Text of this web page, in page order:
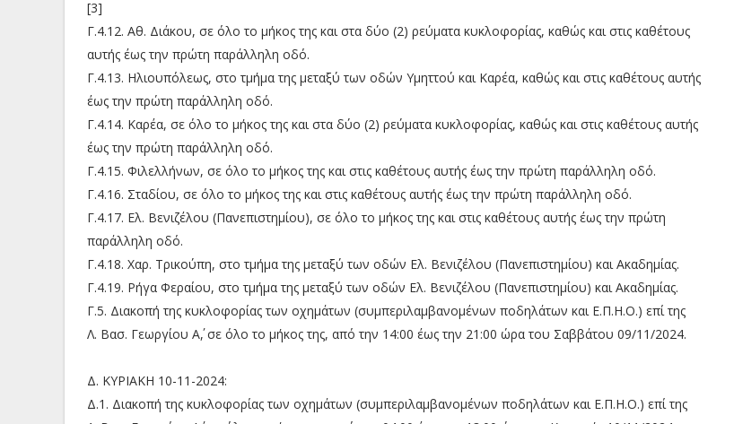
[3]
Γ.4.12. Αθ. Διάκου, σε όλο το μήκος της και στα δύο (2) ρεύματα κυκλοφορίας, καθώς και στις καθέτους
αυτής έως την πρώτη παράλληλη οδό.
Γ.4.13. Ηλιουπόλεως, στο τμήμα της μεταξύ των οδών Υμηττού και Καρέα, καθώς και στις καθέτους αυτής
έως την πρώτη παράλληλη οδό.
Γ.4.14. Καρέα, σε όλο το μήκος της και στα δύο (2) ρεύματα κυκλοφορίας, καθώς και στις καθέτους αυτής
έως την πρώτη παράλληλη οδό.
Γ.4.15. Φιλελλήνων, σε όλο το μήκος της και στις καθέτους αυτής έως την πρώτη παράλληλη οδό.
Γ.4.16. Σταδίου, σε όλο το μήκος της και στις καθέτους αυτής έως την πρώτη παράλληλη οδό.
Γ.4.17. Ελ. Βενιζέλου (Πανεπιστημίου), σε όλο το μήκος της και στις καθέτους αυτής έως την πρώτη
παράλληλη οδό.
Γ.4.18. Χαρ. Τρικούπη, στο τμήμα της μεταξύ των οδών Ελ. Βενιζέλου (Πανεπιστημίου) και Ακαδημίας.
Γ.4.19. Ρήγα Φεραίου, στο τμήμα της μεταξύ των οδών Ελ. Βενιζέλου (Πανεπιστημίου) και Ακαδημίας.
Γ.5. Διακοπή της κυκλοφορίας των οχημάτων (συμπεριλαμβανομένων ποδηλάτων και Ε.Π.Η.Ο.) επί της
Λ. Βασ. Γεωργίου Α΄, σε όλο το μήκος της, από την 14:00 έως την 21:00 ώρα του Σαββάτου 09/11/2024.
Δ. ΚΥΡΙΑΚΗ 10-11-2024:
Δ.1. Διακοπή της κυκλοφορίας των οχημάτων (συμπεριλαμβανομένων ποδηλάτων και Ε.Π.Η.Ο.) επί της